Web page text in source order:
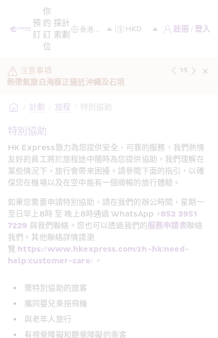
預
訂
你
的
訂
位
探
索
計
劃
註冊 / 登入
注意事項
熱帶氣旋白海豚正逼近沖繩及石垣
1/5
/ 計劃 / 旅程 / 特別協助
特別協助
HK Express致力為您提供安全、可靠的服務，我們熱情
友好的員工將於旅程途中隨時為您提供協助。我們理解在
某些情況下，旅行會帶來困擾。請參閱下面的指引，以確
保您在機場以及在空中能有一個順暢的旅行體驗。
如果您需要申請特別協助，請在我們的辦公時間，星期一
至日早上8時 至 晚上8時通過 WhatsApp +852 3951
7229 與我們聯絡。您也可以透過我們的服務申請表聯絡
我們。其他聯絡詳情請瀏
覽 https://www.hkexpress.com/zh-hk/need-
help/customer-care/ 。
需特別協助的旅客
攜同嬰兒乘搭飛機
與老年人旅行
有視覺障礙和聽覺障礙的乘客